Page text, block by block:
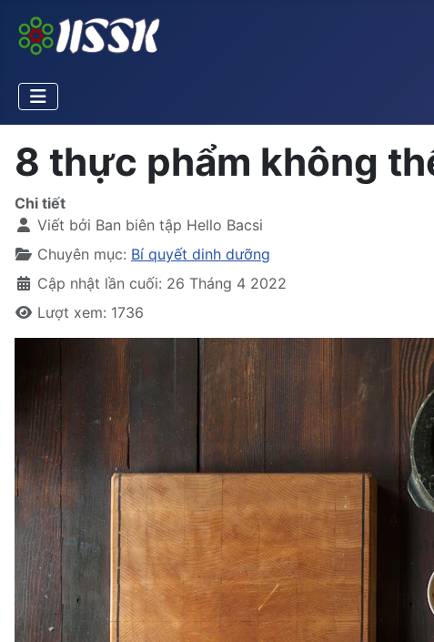
8 thực phẩm không
Chi tiết
Viết bởi Ban biên tập Hello Bacsi
Chuyên mục: Bí quyết dinh dưỡng
Cập nhật lần cuối: 26 Tháng 4 2022
Lượt xem: 1736